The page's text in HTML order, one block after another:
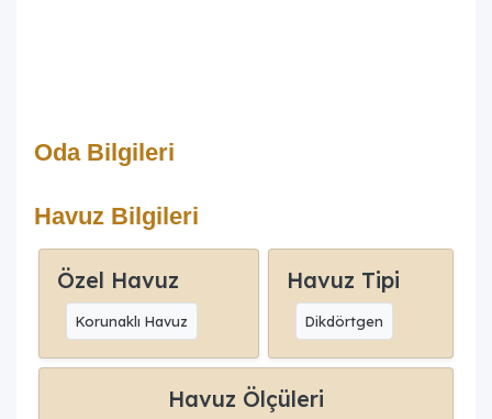
Oda Bilgileri
Havuz Bilgileri
Özel Havuz
Korunaklı Havuz
Havuz Tipi
Dikdörtgen
Havuz Ölçüleri